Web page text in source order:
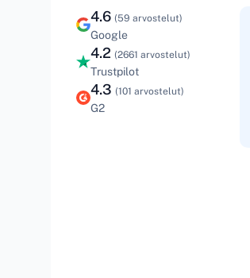
4.6 (59 arvostelut)
Google
4.2 (2661 arvostelut)
Trustpilot
4.3 (101 arvostelut)
G2